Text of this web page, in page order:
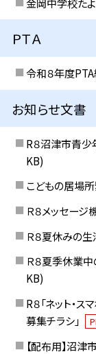
ＰＴＡ
令和８年度
お知らせ文書
R８沼津市青少
KB)
こどもの居場
Ｒ８メッセー
Ｒ８夏休みの生
Ｒ８夏季休業中
KB)
R８「ネット・
募集チラシ」
【配布用】沼津